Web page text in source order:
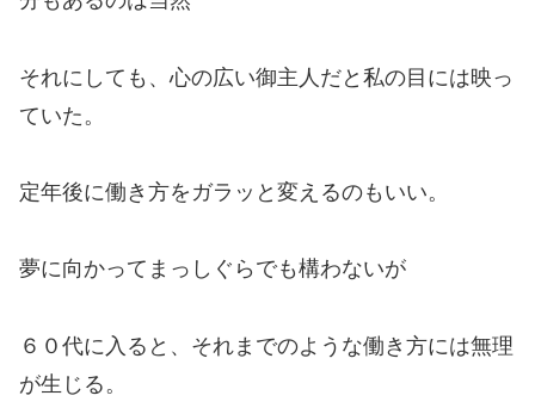
それにしても、心の広い御主人だと私の目には映っ
ていた。
定年後に働き方をガラッと変えるのもいい。
夢に向かってまっしぐらでも構わないが
６０代に入ると、それまでのような働き方には無理
が生じる。